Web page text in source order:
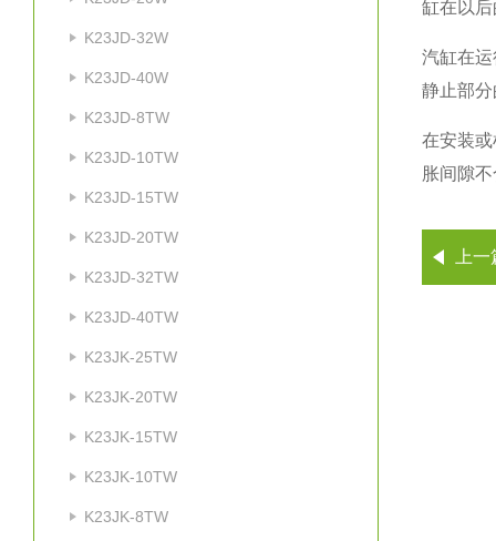
K23JD-32W
K23JD-40W
K23JD-8TW
K23JD-10TW
K23JD-15TW
K23JD-20TW
K23JD-32TW
K23JD-40TW
K23JK-25TW
K23JK-20TW
K23JK-15TW
K23JK-10TW
K23JK-8TW
缸在以
汽缸在
静止部
在安装
胀间隙
上